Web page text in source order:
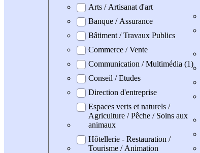
Arts / Artisanat d'art
Banque / Assurance
Bâtiment / Travaux Publics
Commerce / Vente
Communication / Multimédia (1)
Conseil / Etudes
Direction d'entreprise
Espaces verts et naturels /
Agriculture / Pêche / Soins aux
animaux
Hôtellerie - Restauration /
Tourisme / Animation